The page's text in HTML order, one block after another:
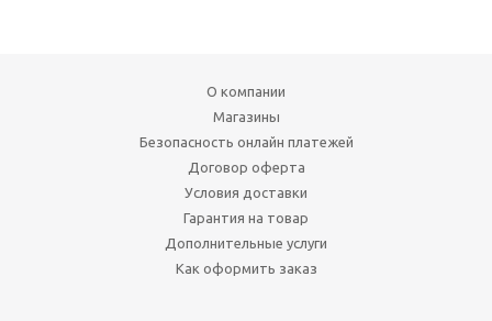
О компании
Магазины
Безопасность онлайн платежей
Договор оферта
Условия доставки
Гарантия на товар
Дополнительные услуги
Как оформить заказ